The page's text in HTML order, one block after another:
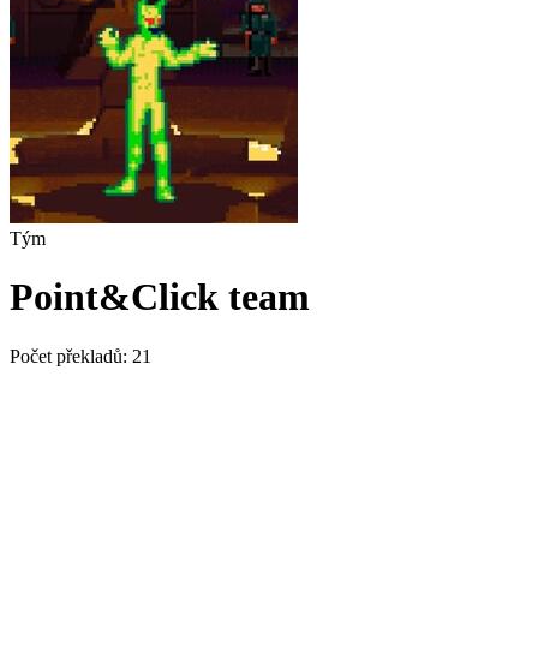
Tým
Point&Click team
Počet překladů: 21